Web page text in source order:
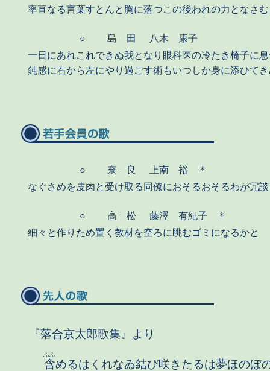
率直なる言葉すとんと胸に落つこの後われの力となさむ
○ 島 田
八木 康子
一日にあれこれできぬ我となり眼科医の冷たき椅子に
鈍感に右から左にやり過ごす術もいつしか身に添ひて
○ 奈 良
上南 裕 ＊
なぐさめを皮肉と受け取る同僚におそるおそるわが冗
○ 高 松
藤澤 有紀子 ＊
細々と作りため置く教材を空ろに眺むゴミになるかと
『落合京太郎歌集』より
含
ふふ
めるはくれなゐ結び咲きたるは夢ほのぼ